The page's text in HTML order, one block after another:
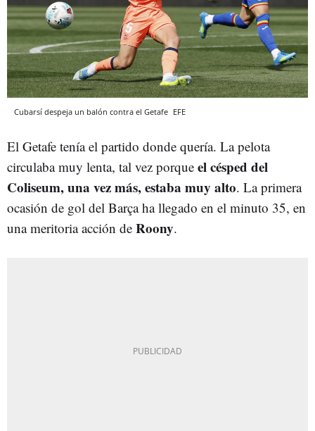
Cubarsí despeja un balón contra el Getafe EFE
El Getafe tenía el partido donde quería. La pelota
circulaba muy lenta, tal vez porque el césped del
Coliseum, una vez más, estaba muy alto. La primera
ocasión de gol del Barça ha llegado en el minuto 35, en
una meritoria acción de Roony.